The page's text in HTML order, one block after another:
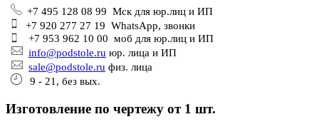
+7 495 128 08 99 Мск для юр.лиц и ИП
+7 920 277 27 19 WhatsApp, звонки
+7 953 962 10 00 моб для юр.лиц и ИП
info@podstole.ru юр. лица и ИП
sale@podstole.ru физ. лица
9 - 21, без вых.
Изготовление по чертежу от 1 шт.